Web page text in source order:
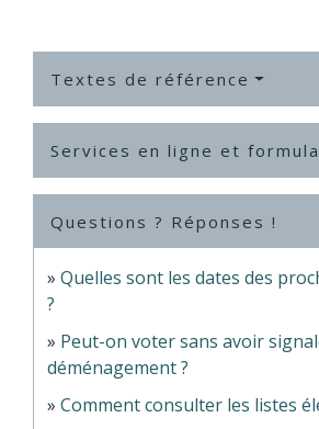
Textes de référence
Services en ligne et
Questions ? Réponses !
Quelles sont les dates des
?
Peut-on voter sans avoir
déménagement ?
Comment consulter les listes